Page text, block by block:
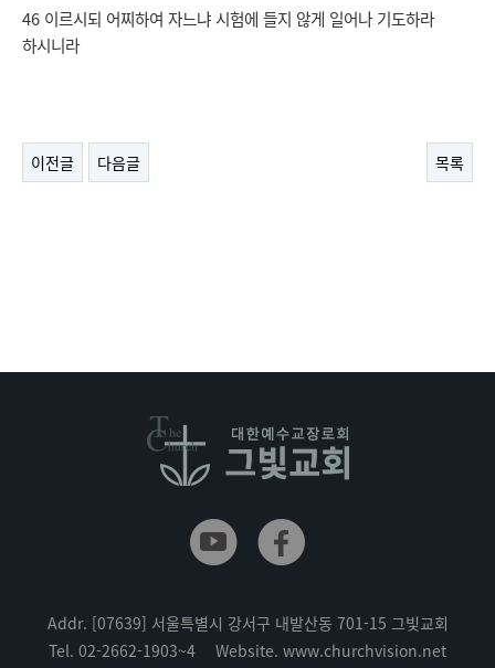
46 이르시되 어찌하여 자느냐 시험에 들지 않게 일어나 기도하라
하시니라
이전글 다음글 목록
Addr. [07639] 서울특별시 강서구 내발산동 701-15 그빛교회
Tel. 02-2662-1903~4 Website. www.churchvision.net